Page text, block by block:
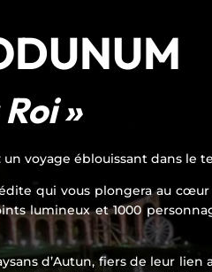
»
voyage éblouissant dans le
qui vous plongera au cœur
lumineux et 1000
d’Autun, fiers de leur lien